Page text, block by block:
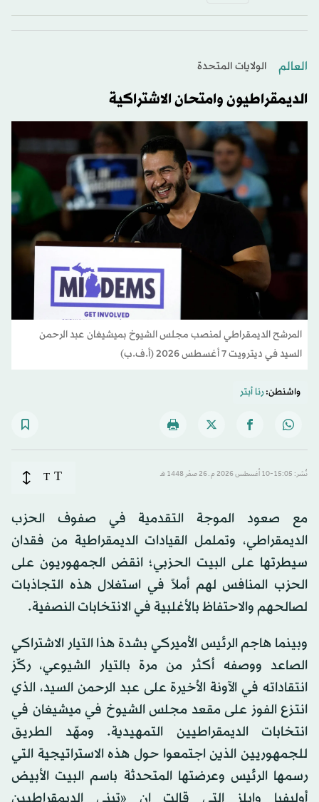
العالم الولايات المتحدة​
الديمقراطيون وامتحان الاشتراكية
المرشح الديمقراطي لمنصب مجلس الشيوخ بميشيغان عبد الرحمن
السيد في ديترويت 7 أغسطس 2026 (أ.ف.ب)
واشنطن:رنا أبتر
نُشر: 15:05-10 أغسطس 2026 م ـ 26 صفَر 1448 هـ T
T
مع صعود الموجة التقدمية في صفوف الحزب
الديمقراطي، وتململ القيادات الديمقراطية من فقدان
سيطرتها على البيت الحزبي؛ انقض الجمهوريون على
الحزب المنافس لهم أملاً في استغلال هذه التجاذبات
لصالحهم والاحتفاظ بالأغلبية في الانتخابات النصفية.
وبينما هاجم الرئيس الأميركي بشدة هذا التيار الاشتراكي
الصاعد ووصفه أكثر من مرة بالتيار الشيوعي، ركّز
انتقاداته في الآونة الأخيرة على عبد الرحمن السيد، الذي
انتزع الفوز على مقعد مجلس الشيوخ في ميشيغان في
انتخابات الديمقراطيين التمهيدية. ومهّد الطريق
للجمهوريين الذين اجتمعوا حول هذه الاستراتيجية التي
رسمها الرئيس وعرضتها المتحدثة باسم البيت الأبيض
أوليفيا وايلز التي قالت إن «تبني الديمقراطيين